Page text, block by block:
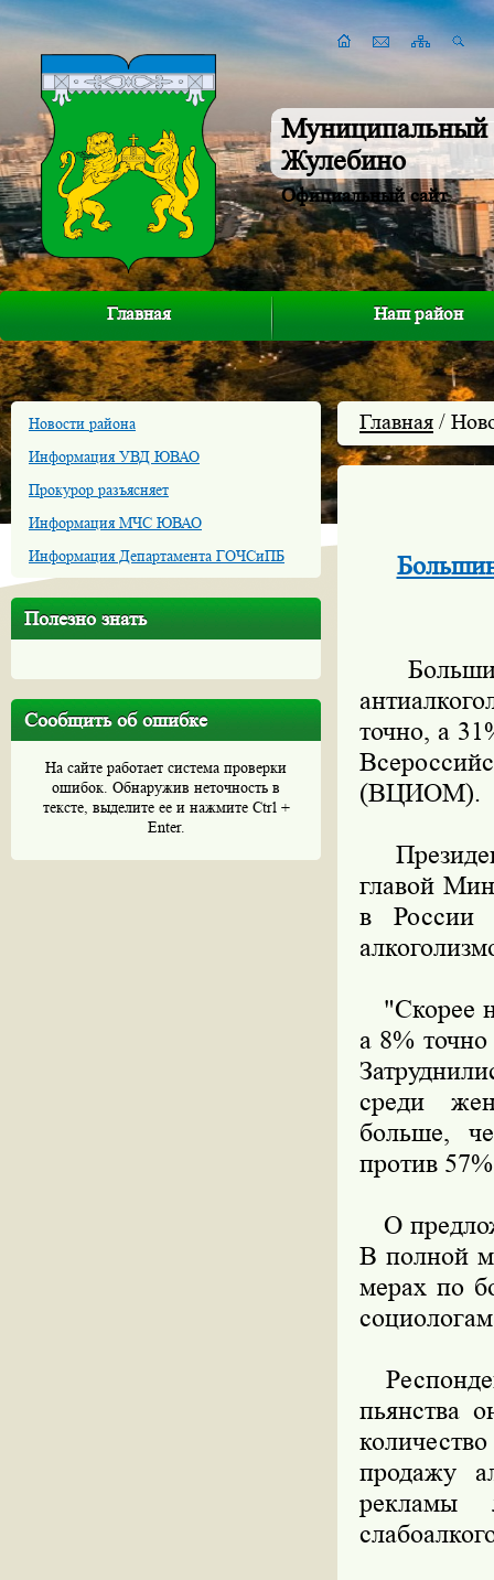
Муниципальный
Жулебино
Официальный сайт
Главная Наш район
Новости района
Информация УВД ЮВАО
Прокурор разъясняет
Информация МЧС ЮВАО
Информация Департамента ГОЧСиПБ
Полезно знать
Сообщить об ошибке
На сайте работает система проверки
ошибок. Обнаружив неточность в
тексте, выделите ее и нажмите Ctrl +
Enter.
Главная /
точно, а
(ВЦИОМ).
главой
в России
"Скорее
а 8%
среди
больше,
против
О
В полной
мерах по
пьянства
продажу